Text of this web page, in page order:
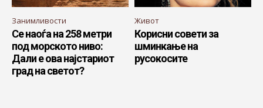
Занимливости
Се наоѓа на 258 метри
под морското ниво:
Дали е ова најстариот
град на светот?
Живот
Корисни совети за
шминкање на
русокосите